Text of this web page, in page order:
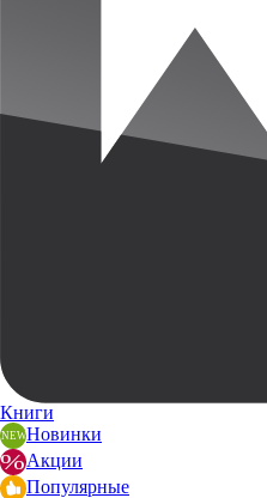
Книги
Новинки
Акции
Популярные